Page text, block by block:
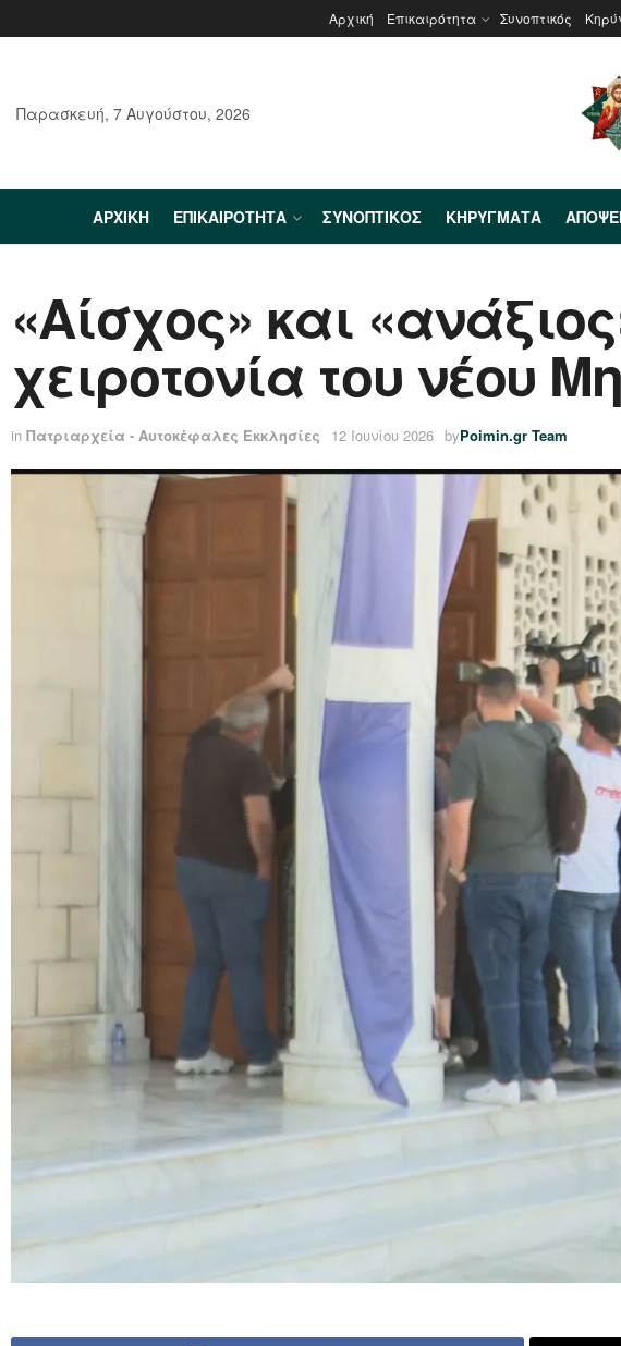
Αρχική Επικαιρότητα Συνοπτικός
Παρασκευή, 7 Αυγούστου, 2026
ΑΡΧΙΚΉ ΕΠΙΚΑΙΡΌΤΗΤΑ ΣΥΝΟΠΤΙΚΌΣ ΚΗΡΎΓΜΑΤΑ
«Αίσχος» και
χειροτονία του νέου
in Πατριαρχεία - Αυτοκέφαλες Εκκλησίες 12 Ιουνίου 2026 byPoimin.gr Team